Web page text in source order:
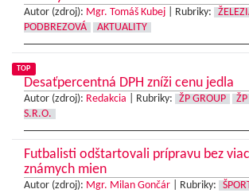
Autor (zdroj): Mgr. Tomáš Kubej Rubriky:
PODBREZOVÁ
AKTUALITY
TOP
Desaťpercentná DPH zníži cenu jedla
Autor (zdroj): Redakcia Rubriky: ŽP GROUP
ŽP
S.R.O.
Futbalisti odštartovali prípravu bez
známych mien
Autor (zdroj): Mgr. Milan Gončár Rubriky: